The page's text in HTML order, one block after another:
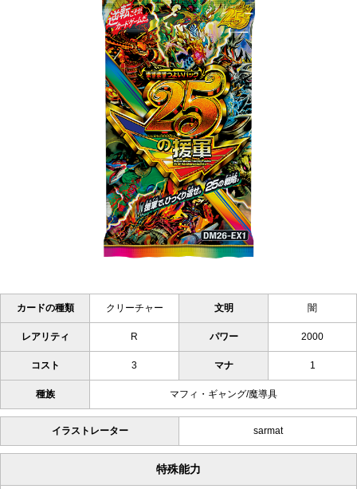
カードの種類 クリーチャー 文明 闇
レアリティ R パワー 2000
コスト 3 マナ 1
種族 マフィ・ギャング/魔導具
イラストレーター sarmat
特殊能力